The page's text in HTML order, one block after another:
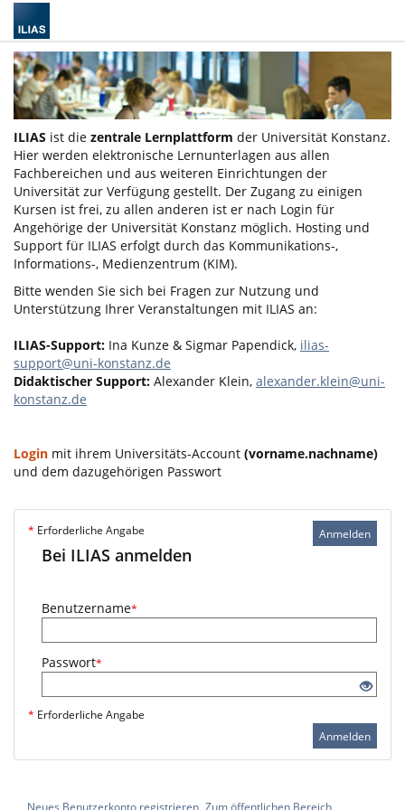
ILIAS ist die zentrale Lernplattform der Universität Konstanz.
Hier werden elektronische Lernunterlagen aus allen
Fachbereichen und aus weiteren Einrichtungen der
Universität zur Verfügung gestellt. Der Zugang zu einigen
Kursen ist frei, zu allen anderen ist er nach Login für
Angehörige der Universität Konstanz möglich. Hosting und
Support für ILIAS erfolgt durch das Kommunikations-,
Informations-, Medienzentrum (KIM).
Bitte wenden Sie sich bei Fragen zur Nutzung und
Unterstützung Ihrer Veranstaltungen mit ILIAS an:
ILIAS-Support: Ina Kunze & Sigmar Papendick, ilias-
support@uni-konstanz.de
Didaktischer Support: Alexander Klein, alexander.klein@uni-
konstanz.de
Login mit ihrem Universitäts-Account (vorname.nachname)
und dem dazugehörigen Passwort
Anmelden
* Erforderliche Angabe
Bei ILIAS anmelden
Benutzername*
Passwort*
* Erforderliche Angabe
Anmelden